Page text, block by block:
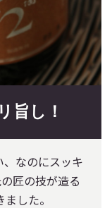
旨し！
なのにスッキ
匠の技が造る
した。